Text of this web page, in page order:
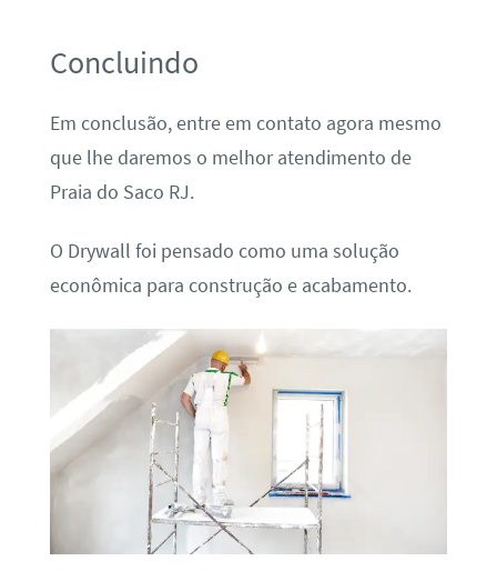
Concluindo
Em conclusão, entre em contato agora mesmo
que lhe daremos o melhor atendimento de
Praia do Saco RJ.
O Drywall foi pensado como uma solução
econômica para construção e acabamento.